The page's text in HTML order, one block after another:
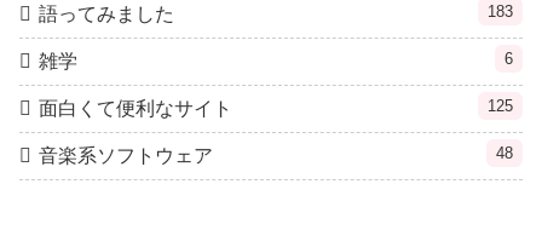
語ってみました 183
雑学 6
面白くて便利なサイト 125
音楽系ソフトウェア 48